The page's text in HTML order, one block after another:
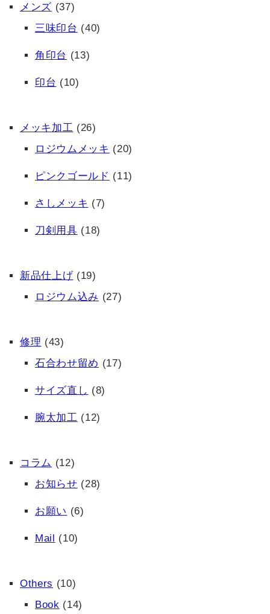
メンズ (37)
三味印台 (40)
角印台 (13)
印台 (10)
メッキ加工 (26)
ロジウムメッキ (20)
ピンクゴールド (11)
さしメッキ (7)
刀剣用具 (18)
新品仕上げ (19)
ロジウム込み (27)
修理 (43)
石合わせ留め (17)
サイズ直し (8)
腕太加工 (12)
コラム (12)
お知らせ (28)
お願い (6)
Mail (10)
Others (10)
Book (14)